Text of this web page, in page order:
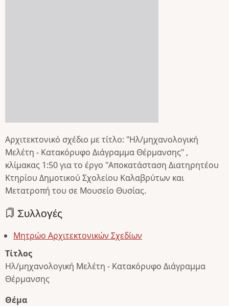
Αρχιτεκτονικό σχέδιο με τίτλο: "Ηλ/μηχανολογική
Μελέτη - Κατακόρυφο Διάγραμμα Θέρμανσης" ,
κλίμακας 1:50 για το έργο "Αποκατάσταση Διατηρητέου
Κτηρίου Δημοτικού Σχολείου Καλαβρύτων και
Μετατροπή του σε Μουσείο Θυσίας.
Συλλογές
Μητρώο Αρχιτεκτονικών Σχεδίων
Τίτλος
Ηλ/μηχανολογική Μελέτη - Κατακόρυφο Διάγραμμα
Θέρμανσης
Θέμα